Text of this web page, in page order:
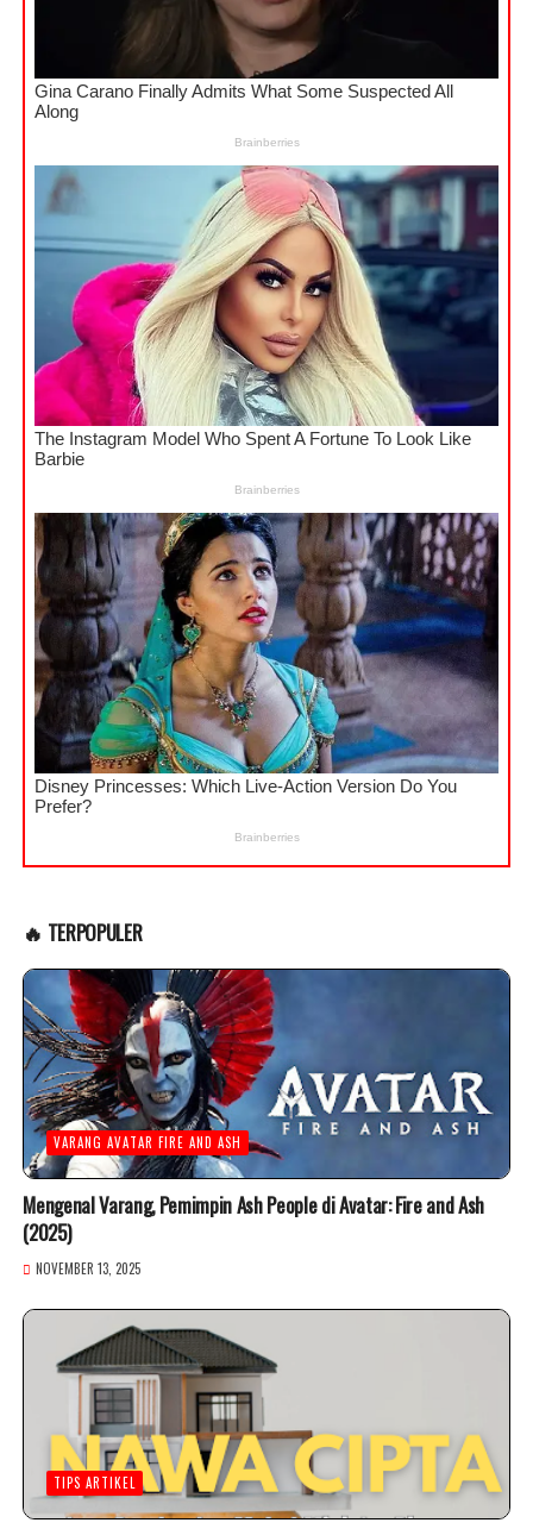
🔥 TERPOPULER
VARANG AVATAR FIRE AND ASH
Mengenal Varang, Pemimpin Ash People di Avatar: Fire and Ash
(2025)
NOVEMBER 13, 2025
TIPS ARTIKEL